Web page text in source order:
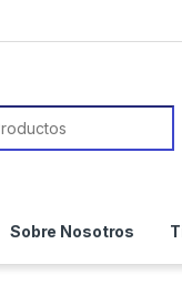
Sobre Nosotros